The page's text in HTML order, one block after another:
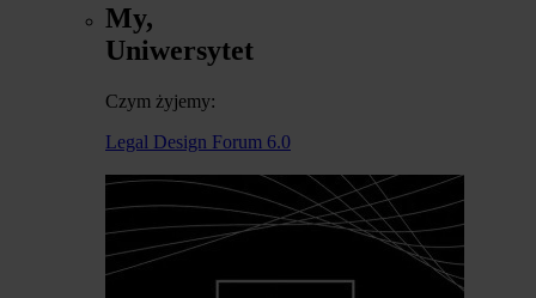
My,
Uniwersytet
Czym żyjemy:
Legal Design Forum 6.0